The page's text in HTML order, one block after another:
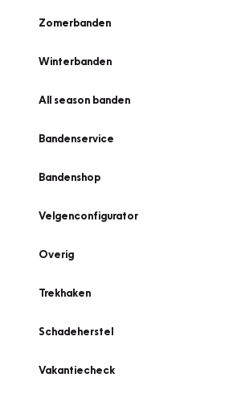
Zomerbanden
Winterbanden
All season banden
Bandenservice
Bandenshop
Velgenconfigurator
Overig
Trekhaken
Schadeherstel
Vakantiecheck